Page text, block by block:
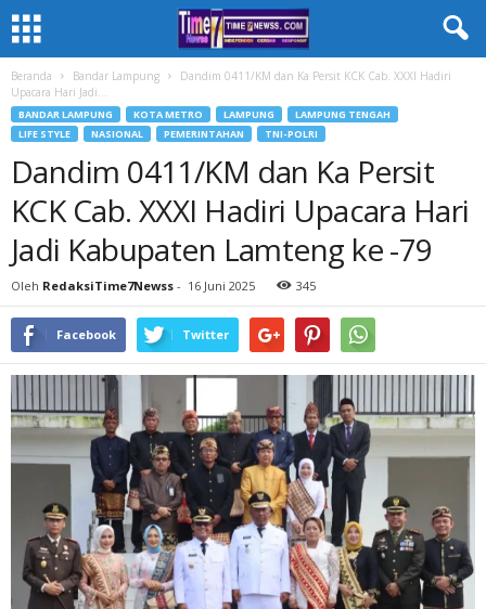
Beranda Bandar Lampung
Dandim 0411/KM dan Ka Persit KCK Cab. XXXI Hadiri
Upacara Hari Jadi...
BANDAR LAMPUNG KOTA METRO LAMPUNG
LAMPUNG TENGAH
LIFE STYLE
NASIONAL PEMERINTAHAN TNI-POLRI
Dandim 0411/KM dan Ka Persit
KCK Cab. XXXI Hadiri Upacara Hari
Jadi Kabupaten Lamteng ke -79
Oleh RedaksiTime7Newss - 16 Juni 2025 345
Facebook Twitter